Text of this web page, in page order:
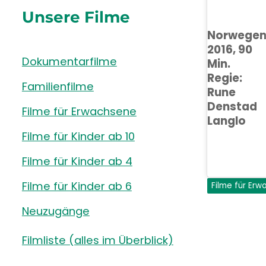
Norwegen
2016, 90
Min.
Regie:
Rune
Denstad
Langlo
Filme für
Unsere Filme
Dokumentarfilme
Familienfilme
Filme für Erwachsene
Filme für Kinder ab 10
Filme für Kinder ab 4
Filme für Kinder ab 6
Neuzugänge
Filmliste (alles im Überblick)